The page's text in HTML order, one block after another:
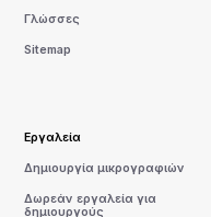
Γλώσσες
Sitemap
Εργαλεία
Δημιουργία μικρογραφιών
Δωρεάν εργαλεία για
δημιουργούς